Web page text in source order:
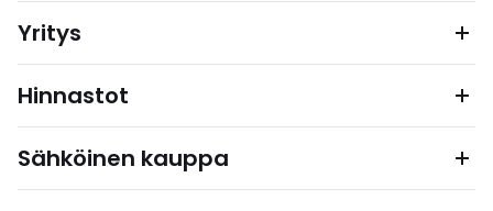
Yritys
Hinnastot
Sähköinen kauppa